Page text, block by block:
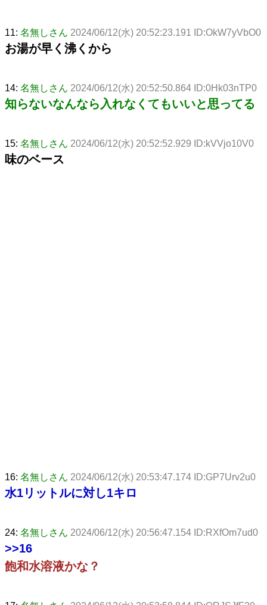
11: 名無しさん 2024/06/12(水) 20:52:23.191 ID:OkW7yVbO0
お湯が早く沸くから
14: 名無しさん 2024/06/12(水) 20:52:50.864 ID:0Hk03nTP0
知らないなんなら入れなくてもいいと思ってる
15: 名無しさん 2024/06/12(水) 20:52:52.929 ID:kVVjo10V0
味のベース
16: 名無しさん 2024/06/12(水) 20:53:47.174 ID:GP7Urv2u0
水1リットルに対し1キロ
24: 名無しさん 2024/06/12(水) 20:56:47.154 ID:RXfOm7ud0
>>16
飽和水溶液かな？